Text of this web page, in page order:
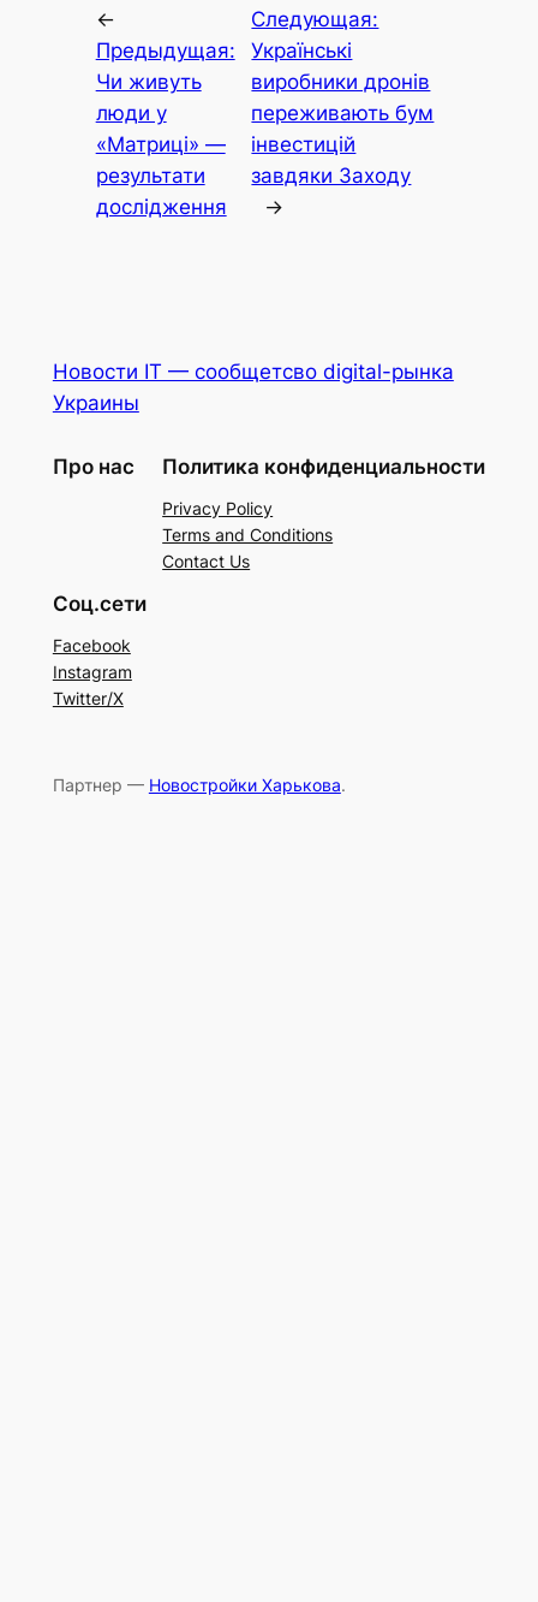
←
Предыдущая:
Чи живуть
люди у
«Матриці» —
результати
дослідження
Следующая:
Українські
виробники дронів
переживають бум
інвестицій
завдяки Заходу
→
Новости IT — сообщетсво digital-рынка
Украины
Про нас Политика конфиденциальности
Privacy Policy
Terms and Conditions
Contact Us
Соц.сети
Facebook
Instagram
Twitter/X
Партнер — Новостройки Харькова.